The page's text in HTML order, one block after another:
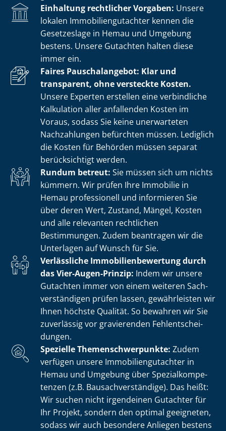
Einhaltung rechtlicher Vorgaben: Unsere
lokalen Im­mo­bi­li­en­gut­ach­ter kennen die
Gesetzeslage in Hemau und Umgebung
bestens. Unsere Gutachten halten diese
immer ein.
Faires Pauschalangebot: Klar und
transparent, ohne versteckte Kosten.
Unsere Experten erstellen eine verbindliche
Kalkulation aller anfallenden Kosten im
Voraus, sodass Sie keine unerwarteten
Nachzahlungen befürchten müssen. Lediglich
die Kosten für Behörden müssen separat
berücksichtigt werden.
Rundum betreut: Sie müssen sich um nichts
kümmern. Wir prüfen Ihre Immobilie in
Hemau professionell und informieren Sie
über deren Wert, Zustand, Mängel, Kosten
und alle relevanten rechtlichen
Bestimmungen. Zudem beantragen wir die
Unterlagen auf Wunsch für Sie.
Verlässliche Im­mo­bi­li­en­be­wer­tung durch
das Vier-Augen-Prinzip: Indem wir unsere
Gutachten immer von einem weiteren Sach­
ver­stän­di­gen prüfen lassen, gewährleisten wir
Ihnen höchste Qualität. So bewahren wir Sie
zuverlässig vor gravierenden Fehl­ent­schei­
dun­gen.
Spezielle The­men­schwer­punk­te: Zudem
verfügen unsere Im­mo­bi­li­en­gut­ach­ter in
Hemau und Umgebung über Spe­zi­al­kom­pe­
ten­zen (z.B. Bau­sach­ver­stän­di­ge). Das heißt:
Wir suchen nicht irgendeinen Gutachter für
Ihr Projekt, sondern den optimal geeigneten,
sodass wir auch besondere Anliegen bestens